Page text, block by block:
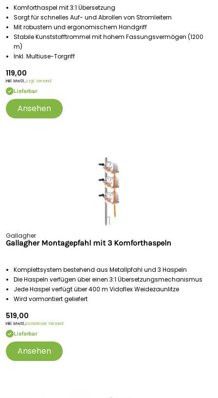
Komforthaspel mit 3:1 Übersetzung
Sorgt für schnelles Auf- und Abrollen von Stromleitern
Mit robustem und ergonomischem Handgriff
Stabile Kunststofftrommel mit hohem Fassungsvermögen (1200
m)
Inkl. Multiuse-Torgriff
119,00
Inkl. MwSt.,zzgl. Versand
Lieferbar
Ansehen
Gallagher
Gallagher Montagepfahl mit 3 Komforthaspeln
Komplettsystem bestehend aus Metallpfahl und 3 Haspeln
Die Haspeln verfügen über einen 3:1 Übersetzungsmechanismus
Jede Haspel verfügt über 400 m Vidoflex Weidezaunlitze
Wird vormontiert geliefert
519,00
Inkl. MwSt.,kostenloser Versand
Lieferbar
Ansehen